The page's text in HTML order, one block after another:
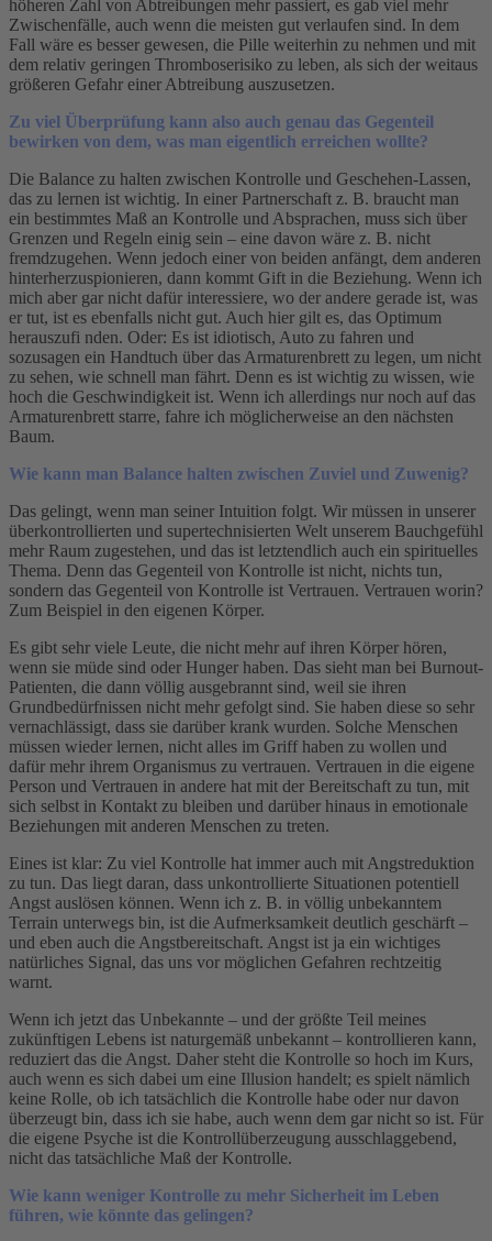
höheren Zahl von Abtreibungen mehr passiert, es gab viel mehr
Zwischenfälle, auch wenn die meisten gut verlaufen sind. In dem
Fall wäre es besser gewesen, die Pille weiterhin zu nehmen und mit
dem relativ geringen Thromboserisiko zu leben, als sich der weitaus
größeren Gefahr einer Abtreibung auszusetzen.
Zu viel Überprüfung kann also auch genau das Gegenteil
bewirken von dem, was man eigentlich erreichen wollte?
Die Balance zu halten zwischen Kontrolle und Geschehen-Lassen,
das zu lernen ist wichtig. In einer Partnerschaft z. B. braucht man
ein bestimmtes Maß an Kontrolle und Absprachen, muss sich über
Grenzen und Regeln einig sein – eine davon wäre z. B. nicht
fremdzugehen. Wenn jedoch einer von beiden anfängt, dem anderen
hinterherzuspionieren, dann kommt Gift in die Beziehung. Wenn ich
mich aber gar nicht dafür interessiere, wo der andere gerade ist, was
er tut, ist es ebenfalls nicht gut. Auch hier gilt es, das Optimum
herauszufi nden. Oder: Es ist idiotisch, Auto zu fahren und
sozusagen ein Handtuch über das Armaturenbrett zu legen, um nicht
zu sehen, wie schnell man fährt. Denn es ist wichtig zu wissen, wie
hoch die Geschwindigkeit ist. Wenn ich allerdings nur noch auf das
Armaturenbrett starre, fahre ich möglicherweise an den nächsten
Baum.
Wie kann man Balance halten zwischen Zuviel und Zuwenig?
Das gelingt, wenn man seiner Intuition folgt. Wir müssen in unserer
überkontrollierten und supertechnisierten Welt unserem Bauchgefühl
mehr Raum zugestehen, und das ist letztendlich auch ein spirituelles
Thema. Denn das Gegenteil von Kontrolle ist nicht, nichts tun,
sondern das Gegenteil von Kontrolle ist Vertrauen. Vertrauen worin?
Zum Beispiel in den eigenen Körper.
Es gibt sehr viele Leute, die nicht mehr auf ihren Körper hören,
wenn sie müde sind oder Hunger haben. Das sieht man bei Burnout-
Patienten, die dann völlig ausgebrannt sind, weil sie ihren
Grundbedürfnissen nicht mehr gefolgt sind. Sie haben diese so sehr
vernachlässigt, dass sie darüber krank wurden. Solche Menschen
müssen wieder lernen, nicht alles im Griff haben zu wollen und
dafür mehr ihrem Organismus zu vertrauen. Vertrauen in die eigene
Person und Vertrauen in andere hat mit der Bereitschaft zu tun, mit
sich selbst in Kontakt zu bleiben und darüber hinaus in emotionale
Beziehungen mit anderen Menschen zu treten.
Eines ist klar: Zu viel Kontrolle hat immer auch mit Angstreduktion
zu tun. Das liegt daran, dass unkontrollierte Situationen potentiell
Angst auslösen können. Wenn ich z. B. in völlig unbekanntem
Terrain unterwegs bin, ist die Aufmerksamkeit deutlich geschärft –
und eben auch die Angstbereitschaft. Angst ist ja ein wichtiges
natürliches Signal, das uns vor möglichen Gefahren rechtzeitig
warnt.
Wenn ich jetzt das Unbekannte – und der größte Teil meines
zukünftigen Lebens ist naturgemäß unbekannt – kontrollieren kann,
reduziert das die Angst. Daher steht die Kontrolle so hoch im Kurs,
auch wenn es sich dabei um eine Illusion handelt; es spielt nämlich
keine Rolle, ob ich tatsächlich die Kontrolle habe oder nur davon
überzeugt bin, dass ich sie habe, auch wenn dem gar nicht so ist. Für
die eigene Psyche ist die Kontrollüberzeugung ausschlaggebend,
nicht das tatsächliche Maß der Kontrolle.
Wie kann weniger Kontrolle zu mehr Sicherheit im Leben
führen, wie könnte das gelingen?